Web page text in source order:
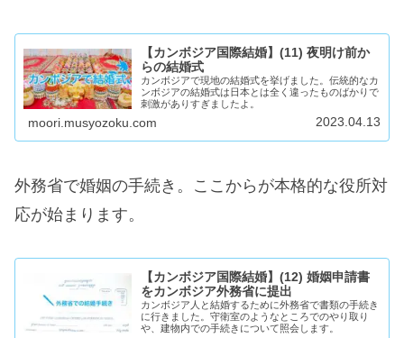
【カンボジア国際結婚】(11) 夜明け前か
らの結婚式
カンボジアで現地の結婚式を挙げました。伝統的なカ
ンボジアの結婚式は日本とは全く違ったものばかりで
刺激がありすぎましたよ。
moori.musyozoku.com 2023.04.13
外務省で婚姻の手続き。ここからが本格的な役所対
応が始まります。
【カンボジア国際結婚】(12) 婚姻申請書
をカンボジア外務省に提出
カンボジア人と結婚するために外務省で書類の手続き
に行きました。守衛室のようなところでのやり取り
や、建物内での手続きについて照会します。